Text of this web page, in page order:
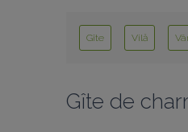
Gîte Vilă
Gîte de